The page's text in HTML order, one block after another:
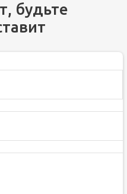
будьте